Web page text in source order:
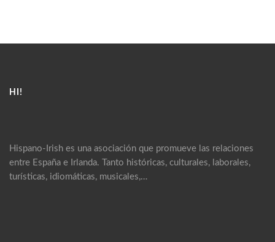
HI!
Hispano-Irish es una asociación que promueve las relaciones
entre España e Irlanda. Tanto históricas, culturales, laborales,
turísticas, idiomáticas, musicales,…